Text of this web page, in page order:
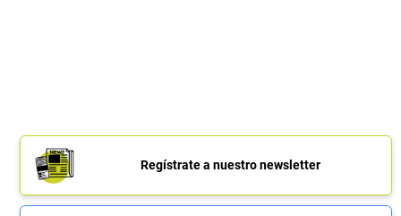
Regístrate a nuestro newsletter